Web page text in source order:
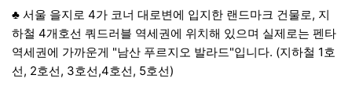
♣ 서울 을지로 4가 코너 대로변에 입지한 랜드마크 건물로, 지
하철 4개호선 쿼드러블 역세권에 위치해 있으며 실제로는 펜타
역세권에 가까운게 "남산 푸르지오 발라드"입니다. (지하철 1호
선, 2호선, 3호선,4호선, 5호선)